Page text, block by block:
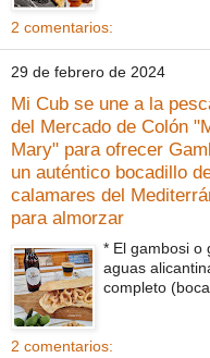
2 comentarios:
29 de febrero de 2024
Mi Cub se une a la
del Mercado de Colón
Mary" para ofrecer
un auténtico bocadillo
calamares del
para almorzar
* El gambosi o
aguas
completo
2 comentarios: